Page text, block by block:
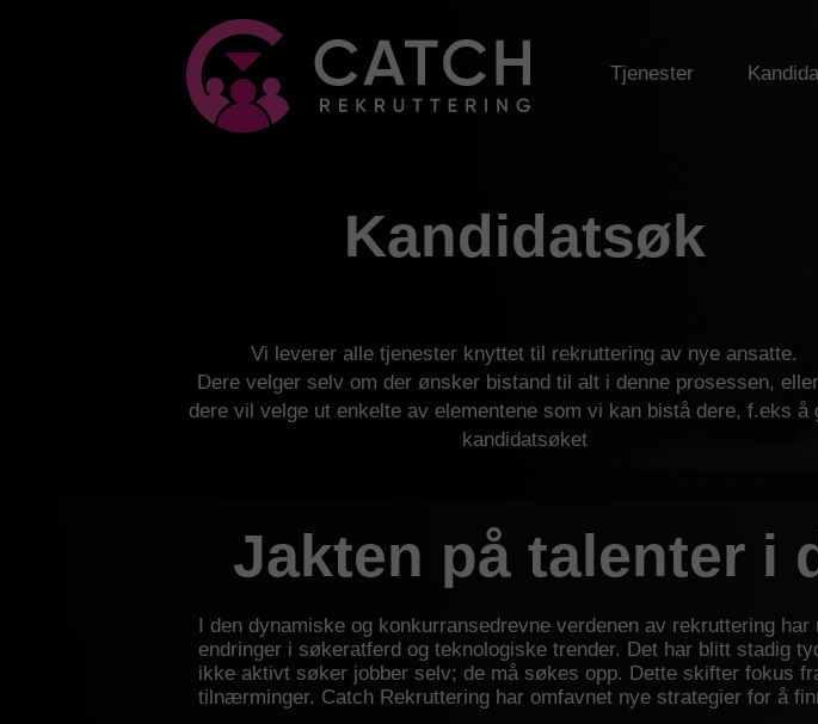
Tjenester
Vi leverer alle tjenester knyttet til rekruttering av nye ansatte.
Dere velger selv om der ønsker bistand til alt i denne prosessen,
dere vil velge ut enkelte av elementene som vi kan bistå dere, f.eks å
kandidatsøket
Kandidatsøk
I den dynamiske og konkurransedrevne verdenen av rekruttering
endringer i søkeratferd og teknologiske trender. Det har blitt stadig
ikke aktivt søker jobber selv; de må søkes opp. Dette skifter fokus
tilnærminger. Catch Rekruttering har omfavnet nye strategier for å
Jakten på talenter i